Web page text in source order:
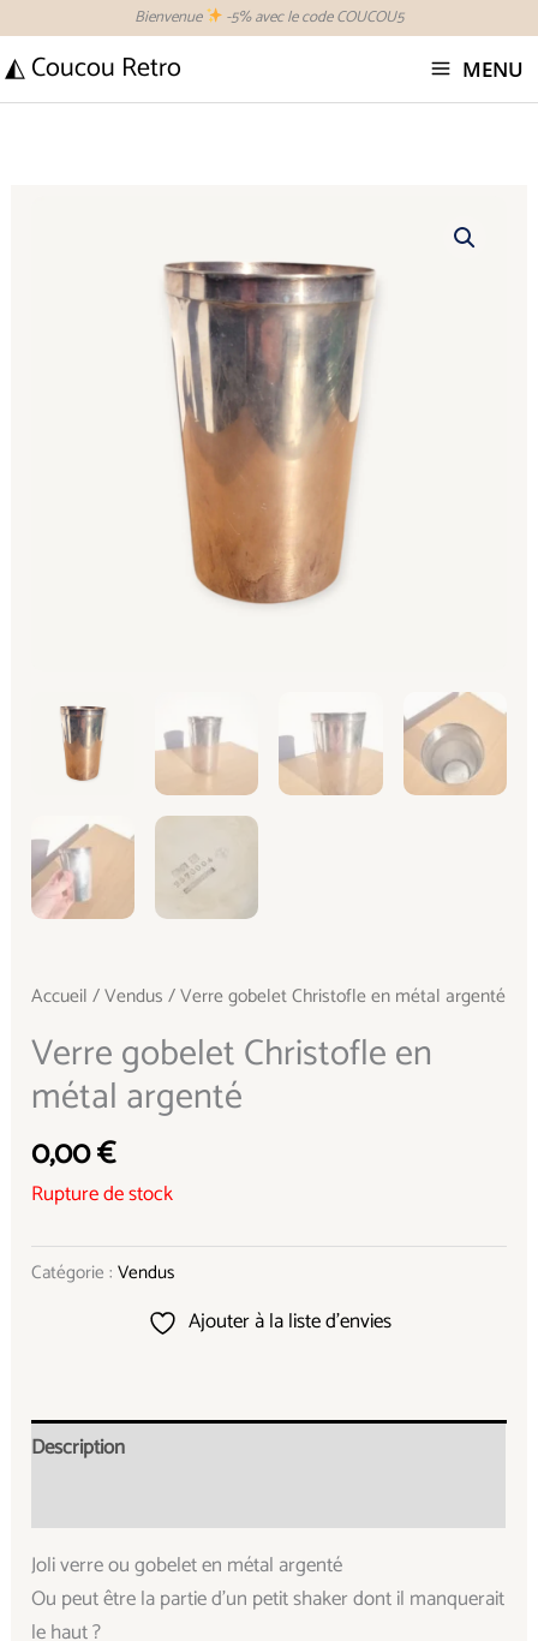
contenu
Bienvenue -5% avec le code COUCOU5
◭ Coucou Retro MENU
Accueil /Vendus / Verre gobelet Christofle en métal argenté
Verre gobelet Christofle en
métal argenté
0,00€
Rupture de stock
Catégorie :Vendus
Ajouter à la liste d’envies
Description
Joli verre ou gobelet en métal argenté
Ou peut être la partie d’un petit shaker dont il manquerait
le haut ?